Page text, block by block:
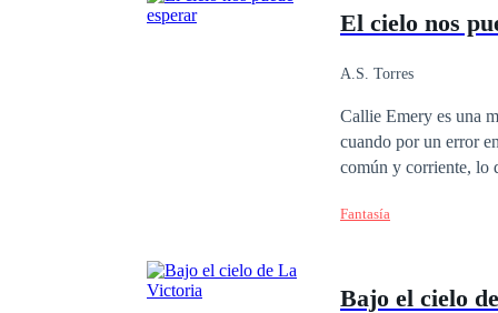
El cielo nos
A.S. Torres
Callie Emery es una
cuando por un error
común y corriente, lo
ángel muy peculiar y
Fantasía
Bajo el cielo